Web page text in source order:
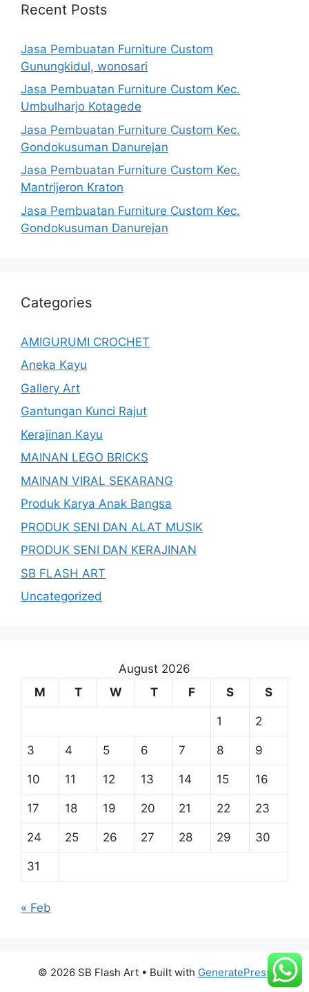
Recent Posts
Jasa Pembuatan Furniture Custom
Gunungkidul, wonosari
Jasa Pembuatan Furniture Custom Kec.
Umbulharjo Kotagede
Jasa Pembuatan Furniture Custom Kec.
Gondokusuman Danurejan
Jasa Pembuatan Furniture Custom Kec.
Mantrijeron Kraton
Jasa Pembuatan Furniture Custom Kec.
Gondokusuman Danurejan
Categories
AMIGURUMI CROCHET
Aneka Kayu
Gallery Art
Gantungan Kunci Rajut
Kerajinan Kayu
MAINAN LEGO BRICKS
MAINAN VIRAL SEKARANG
Produk Karya Anak Bangsa
PRODUK SENI DAN ALAT MUSIK
PRODUK SENI DAN KERAJINAN
SB FLASH ART
Uncategorized
August 2026
M
T W T F S S
1 2
3 4 5 6 7 8 9
10 11 12 13 14 15 16
17 18 19 20 21 22 23
24 25 26 27 28 29 30
31
« Feb
© 2026 SB Flash Art• Built with GeneratePress